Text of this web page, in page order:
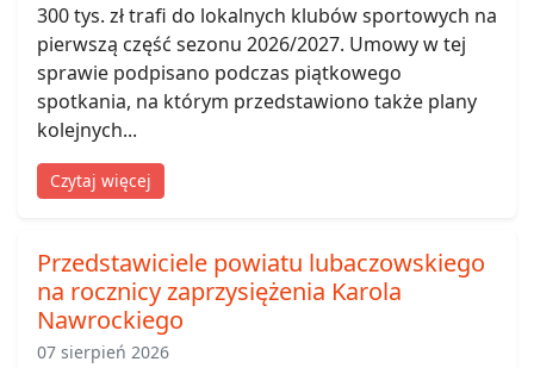
300 tys. zł trafi do lokalnych klubów sportowych na
pierwszą część sezonu 2026/2027. Umowy w tej
sprawie podpisano podczas piątkowego
spotkania, na którym przedstawiono także plany
kolejnych...
Czytaj więcej
Przedstawiciele powiatu lubaczowskiego
na rocznicy zaprzysiężenia Karola
Nawrockiego
07 sierpień 2026